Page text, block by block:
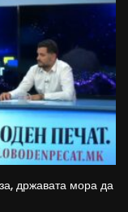
државата мора да